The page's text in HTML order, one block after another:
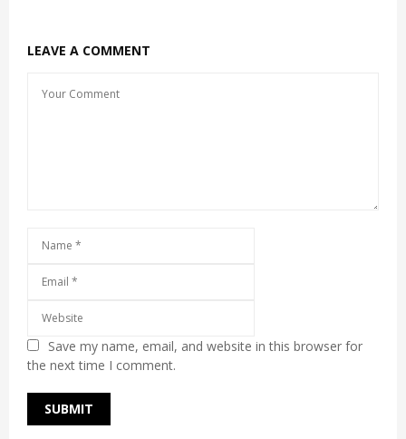
LEAVE A COMMENT
Save my name, email, and website in this browser for
the next time I comment.